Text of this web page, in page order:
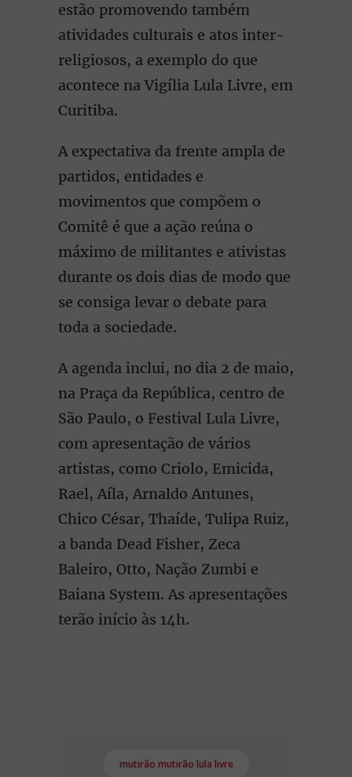
estão promovendo também
atividades culturais e atos inter-
religiosos, a exemplo do que
acontece na Vigília Lula Livre, em
Curitiba.
A expectativa da frente ampla de
partidos, entidades e
movimentos que compõem o
Comitê é que a ação reúna o
máximo de militantes e ativistas
durante os dois dias de modo que
se consiga levar o debate para
toda a sociedade.
A agenda inclui, no dia 2 de maio,
na Praça da República, centro de
São Paulo, o Festival Lula Livre,
com apresentação de vários
artistas, como Criolo, Emicida,
Rael, Aíla, Arnaldo Antunes,
Chico César, Thaíde, Tulipa Ruiz,
a banda Dead Fisher, Zeca
Baleiro, Otto, Nação Zumbi e
Baiana System. As apresentações
terão início às 14h.
mutirão mutirão lula livre